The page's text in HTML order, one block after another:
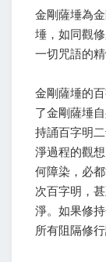
金剛薩埵為
埵，如同觀
一切咒語的精
金剛薩埵的
了金剛薩埵
持誦百字明
淨過程的觀
何障染，必
次百字明，
淨。如果修
所有阻隔修